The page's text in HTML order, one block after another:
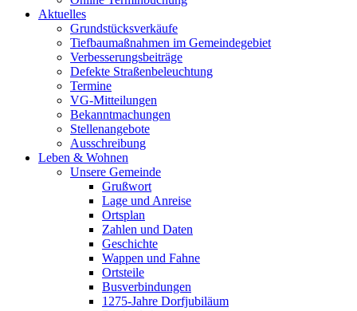
Aktuelles
Grundstücksverkäufe
Tiefbaumaßnahmen im Gemeindegebiet
Verbesserungsbeiträge
Defekte Straßenbeleuchtung
Termine
VG-Mitteilungen
Bekanntmachungen
Stellenangebote
Ausschreibung
Leben & Wohnen
Unsere Gemeinde
Grußwort
Lage und Anreise
Ortsplan
Zahlen und Daten
Geschichte
Wappen und Fahne
Ortsteile
Busverbindungen
1275-Jahre Dorfjubiläum